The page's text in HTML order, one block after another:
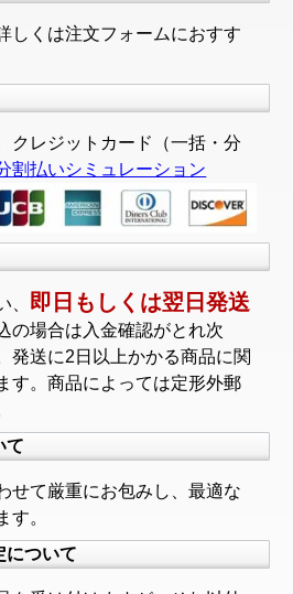
しくは注文フォームにおすす
クレジットカード（一括・分
割払いシミュレーション
、 即日もしくは翌日発送
の場合は入金確認がとれ次
発送に2日以上かかる商品に関
す。商品によっては定形外郵
て
せて厳重にお包みし、最適な
す。
について